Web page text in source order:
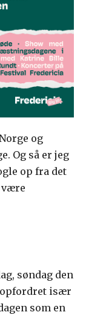
og
Og så er jeg
op fra det
være
søndag den
opfordret især
som en